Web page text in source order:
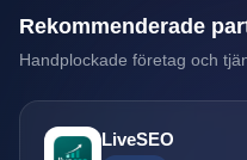
Rekommenderade
Handplockade företag och
LiveSEO